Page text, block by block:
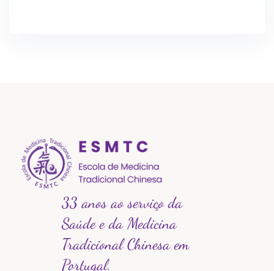
33 anos ao serviço da
Saúde e da Medicina
Tradicional Chinesa em
Portugal.